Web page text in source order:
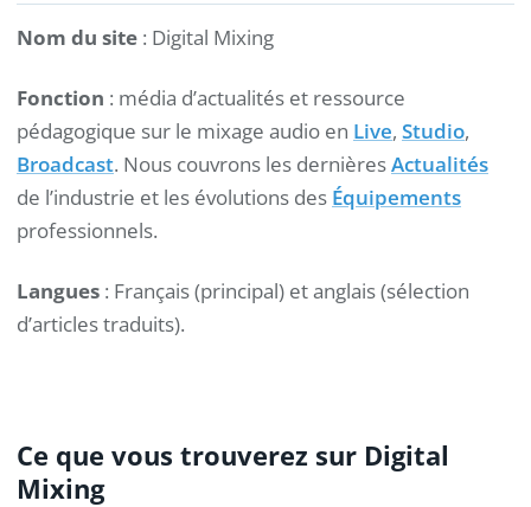
Nom du site : Digital Mixing
Fonction : média d’actualités et ressource
pédagogique sur le mixage audio en Live, Studio,
Broadcast. Nous couvrons les dernièresActualités
de l’industrie et les évolutions des Équipements
professionnels.
Langues : Français (principal) et anglais (sélection
d’articles traduits).
Ce que vous trouverez sur Digital
Mixing